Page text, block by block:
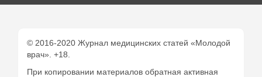
© 2016-2020 Журнал медицинских статей «Молодой
врач». +18.
При копировании материалов обратная активная